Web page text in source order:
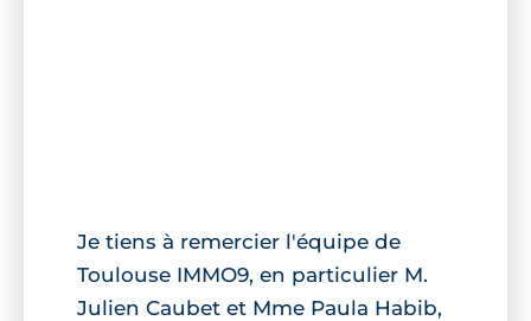
Je tiens à remercier l'équipe de
Toulouse IMMO9, en particulier M.
Julien Caubet et Mme Paula Habib,